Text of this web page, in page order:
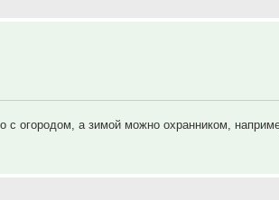
огородом, а зимой можно охранником,